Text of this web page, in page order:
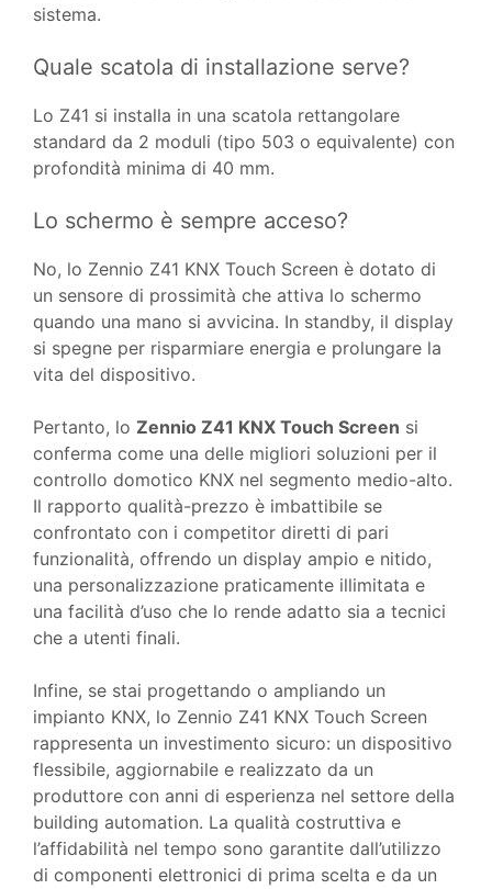
sistema.
Quale scatola di installazione serve?
Lo Z41 si installa in una scatola rettangolare
standard da 2 moduli (tipo 503 o equivalente) con
profondità minima di 40 mm.
Lo schermo è sempre acceso?
No, lo Zennio Z41 KNX Touch Screen è dotato di
un sensore di prossimità che attiva lo schermo
quando una mano si avvicina. In standby, il display
si spegne per risparmiare energia e prolungare la
vita del dispositivo.
Pertanto, lo Zennio Z41 KNX Touch Screen si
conferma come una delle migliori soluzioni per il
controllo domotico KNX nel segmento medio-alto.
Il rapporto qualità-prezzo è imbattibile se
confrontato con i competitor diretti di pari
funzionalità, offrendo un display ampio e nitido,
una personalizzazione praticamente illimitata e
una facilità d’uso che lo rende adatto sia a tecnici
che a utenti finali.
Infine, se stai progettando o ampliando un
impianto KNX, lo Zennio Z41 KNX Touch Screen
rappresenta un investimento sicuro: un dispositivo
flessibile, aggiornabile e realizzato da un
produttore con anni di esperienza nel settore della
building automation. La qualità costruttiva e
l’affidabilità nel tempo sono garantite dall’utilizzo
di componenti elettronici di prima scelta e da un